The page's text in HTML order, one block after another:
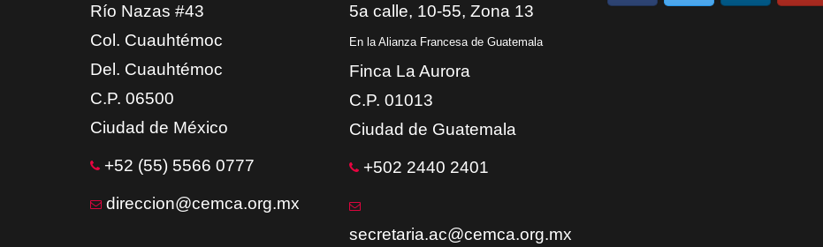
Río Nazas #43
Col. Cuauhtémoc
Del. Cuauhtémoc
C.P. 06500
Ciudad de México
+52 (55) 5566 0777
direccion@cemca.org.mx
5a calle, 10-55, Zona 13
En la Alianza Francesa de Guatemala
Finca La Aurora
C.P. 01013
Ciudad de Guatemala
+502 2440 2401
secretaria.ac@cemca.org.mx